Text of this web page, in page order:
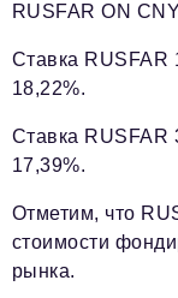
RUSFAR ON
Ставка RUSFAR
18,22%.
Ставка RUSFAR
17,39%.
Отметим, что
стоимости
рынка.